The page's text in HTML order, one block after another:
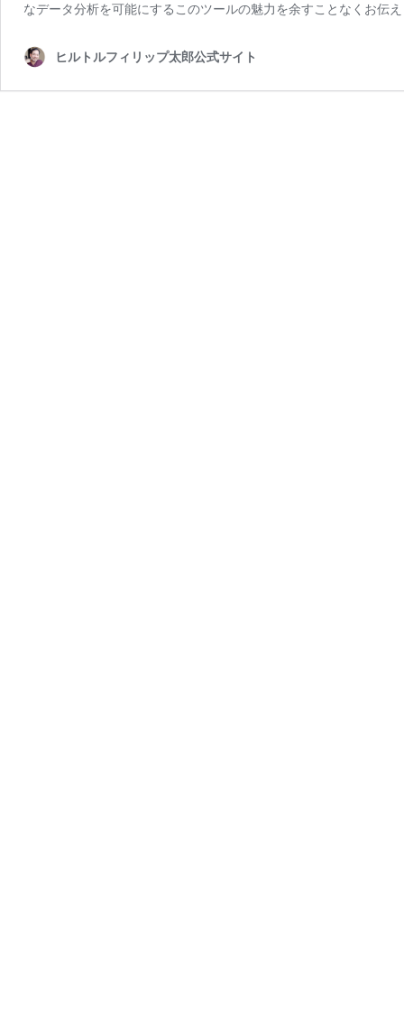
なデータ分析を可能にするこのツールの魅力を余すことなくお
ヒルトルフィリップ太郎公式サイト